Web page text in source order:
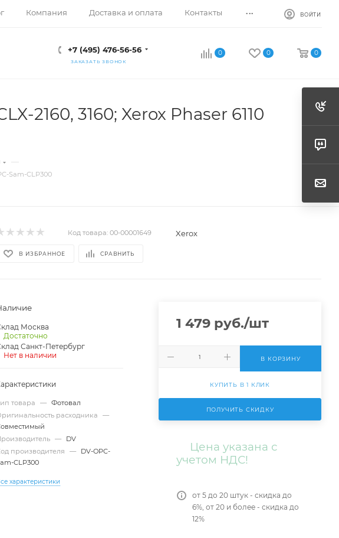
Компания Доставка и оплата Контакты ... ВОЙТИ
+7 (495) 476-56-56
ЗАКАЗАТЬ ЗВОНОК
0 0 0
2160, 3160; Xerox Phaser 6110
—
Sam-CLP300
Код товара: 00-00001649 Xerox
В ИЗБРАННОЕ СРАВНИТЬ
Москва
Достаточно
Санкт-Петербург
Нет в наличии
товара —
Фотовал
расходника
—
—
DV
производителя
—
DV-OPC-
CLP300
характеристики
1 479 руб./шт
В КОРЗИНУ
КУПИТЬ В 1 КЛИК
ПОЛУЧИТЬ СКИДКУ
Цена указана с
учетом НДС!
от 5 до 20 штук - скидка до
6%, от 20 и более - скидка до
12%